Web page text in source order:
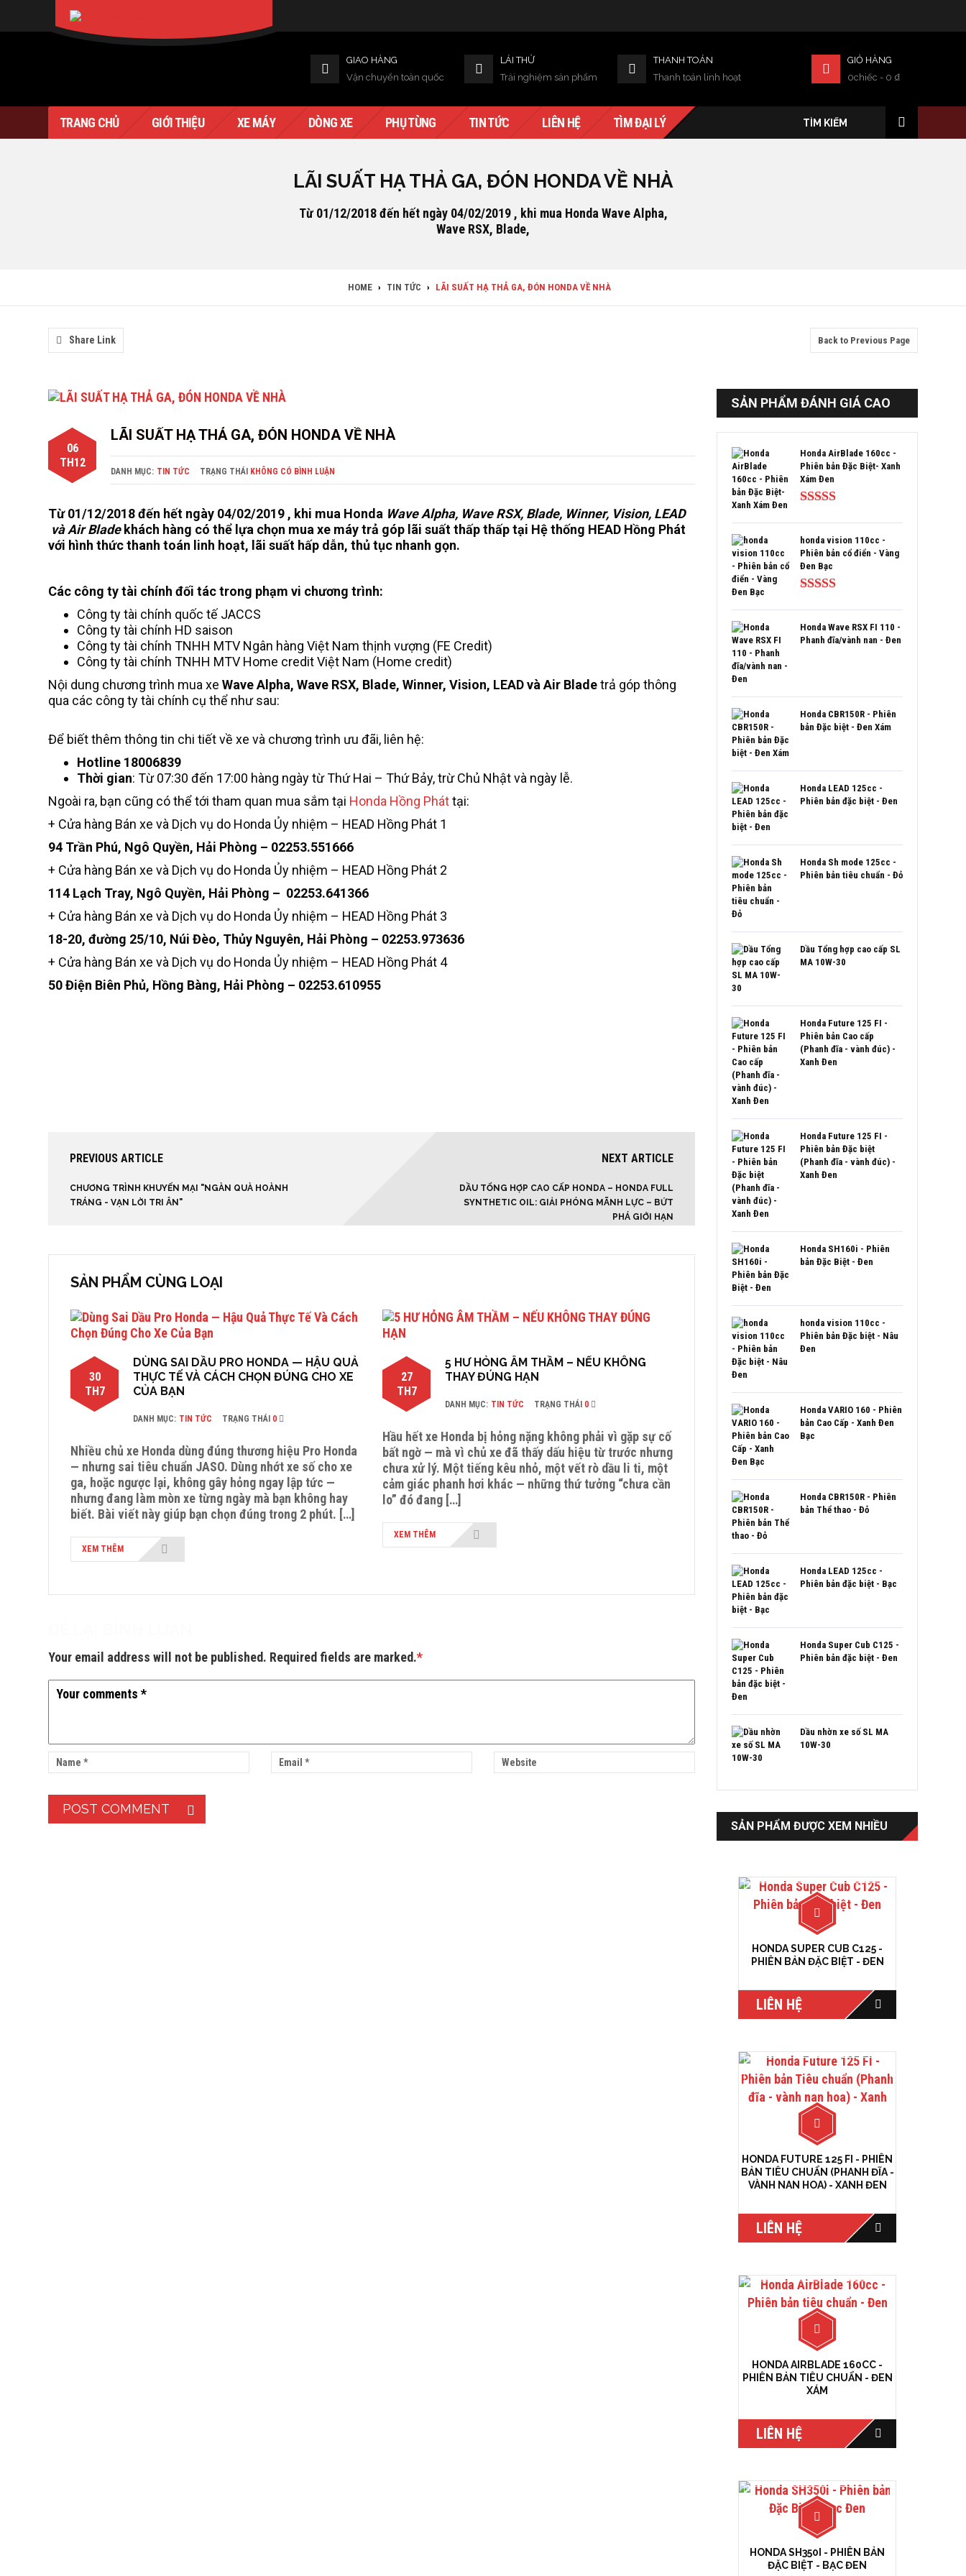
XIN CHÀO KHÁCH
GIAO HÀNG
Vận chuyển toàn quốc
LÁI THỬ
Trải nghiệm sản phẩm
THANH TOÁN
Thanh toán linh hoạt
GIỎ HÀNG
0chiếc - 0 ₫
TRANG CHỦ GIỚI THIỆU XE MÁY DÒNG XE PHỤ TÙNG TIN TỨC LIÊN HỆ TÌM ĐẠI LÝ
LÃI SUẤT HẠ THẢ GA, ĐÓN HONDA VỀ NHÀ
Từ 01/12/2018 đến hết ngày 04/02/2019 , khi mua Honda Wave Alpha,
Wave RSX, Blade,
HOME › TIN TỨC › LÃI SUẤT HẠ THẢ GA, ĐÓN HONDA VỀ NHÀ
Share Link Back to Previous Page
06
TH12
LÃI SUẤT HẠ THẢ GA, ĐÓN HONDA VỀ NHÀ
DANH MỤC: TIN TỨC TRẠNG THÁI KHÔNG CÓ BÌNH LUẬN
Từ 01/12/2018 đến hết ngày 04/02/2019 , khi mua Honda Wave Alpha, Wave RSX, Blade, Winner, Vision, LEAD
và Air Bladekhách hàng có thể lựa chọn mua xe máy trả góp lãi suất thấp thấp tại Hệ thống HEAD Hồng Phát
với hình thức thanh toán linh hoạt, lãi suất hấp dẫn, thủ tục nhanh gọn.
Các công ty tài chính đối tác trong phạm vi chương trình:
Công ty tài chính quốc tế JACCS
Công ty tài chính HD saison
Công ty tài chính TNHH MTV Ngân hàng Việt Nam thịnh vượng (FE Credit)
Công ty tài chính TNHH MTV Home credit Việt Nam (Home credit)
Nội dung chương trình mua xe Wave Alpha, Wave RSX, Blade, Winner, Vision, LEAD và Air Bladetrả góp thông
qua các công ty tài chính cụ thể như sau:
Để biết thêm thông tin chi tiết về xe và chương trình ưu đãi, liên hệ:
Hotline 18006839
Thời gian: Từ 07:30 đến 17:00 hàng ngày từ Thứ Hai – Thứ Bảy, trừ Chủ Nhật và ngày lễ.
Ngoài ra, bạn cũng có thể tới tham quan mua sắm tại Honda Hồng Pháttại:
+ Cửa hàng Bán xe và Dịch vụ do Honda Ủy nhiệm – HEAD Hồng Phát 1
94 Trần Phú, Ngô Quyền, Hải Phòng – 02253.551666
+ Cửa hàng Bán xe và Dịch vụ do Honda Ủy nhiệm – HEAD Hồng Phát 2
114 Lạch Tray, Ngô Quyền, Hải Phòng – 02253.641366
+ Cửa hàng Bán xe và Dịch vụ do Honda Ủy nhiệm – HEAD Hồng Phát 3
18-20, đường 25/10, Núi Đèo, Thủy Nguyên, Hải Phòng – 02253.973636
+ Cửa hàng Bán xe và Dịch vụ do Honda Ủy nhiệm – HEAD Hồng Phát 4
50 Điện Biên Phủ, Hồng Bàng, Hải Phòng – 02253.610955
PREVIOUS ARTICLE
CHƯƠNG TRÌNH KHUYẾN MẠI "NGÀN QUÀ HOÀNH
TRÁNG - VẠN LỜI TRI ÂN"
NEXT ARTICLE
DẦU TỔNG HỢP CAO CẤP HONDA – HONDA FULL
SYNTHETIC OIL: GIẢI PHÓNG MÃNH LỰC – BỨT
PHÁ GIỚI HẠN
SẢN PHẨM CÙNG LOẠI
30
TH7
DÙNG SAI DẦU PRO HONDA — HẬU QUẢ
THỰC TẾ VÀ CÁCH CHỌN ĐÚNG CHO XE
CỦA BẠN
DANH MỤC: TIN TỨC TRẠNG THÁI 0
Nhiều chủ xe Honda dùng đúng thương hiệu Pro Honda
— nhưng sai tiêu chuẩn JASO. Dùng nhớt xe số cho xe
ga, hoặc ngược lại, không gây hỏng ngay lập tức —
nhưng đang làm mòn xe từng ngày mà bạn không hay
biết. Bài viết này giúp bạn chọn đúng trong 2 phút. […]
XEM THÊM
27
TH7
5 HƯ HỎNG ÂM THẦM – NẾU KHÔNG
THAY ĐÚNG HẠN
DANH MỤC: TIN TỨC TRẠNG THÁI 0
Hầu hết xe Honda bị hỏng nặng không phải vì gặp sự cố
bất ngờ — mà vì chủ xe đã thấy dấu hiệu từ trước nhưng
chưa xử lý. Một tiếng kêu nhỏ, một vết rò dầu li ti, một
cảm giác phanh hơi khác — những thứ tưởng “chưa cần
lo” đó đang […]
XEM THÊM
Your email address will not be published. Required fields are marked.*
SẢN PHẨM ĐÁNH GIÁ CAO
Honda AirBlade 160cc -
Phiên bản Đặc Biệt- Xanh
Xám Đen
sao
honda vision 110cc -
Phiên bản cổ điển - Vàng
Đen Bạc
sao
Honda Wave RSX FI 110 -
Phanh đĩa/vành nan - Đen
Honda CBR150R - Phiên
bản Đặc biệt - Đen Xám
Honda LEAD 125cc -
Phiên bản đặc biệt - Đen
Honda Sh mode 125cc -
Phiên bản tiêu chuẩn - Đỏ
Dầu Tổng hợp cao cấp SL
MA 10W-30
Honda Future 125 FI -
Phiên bản Cao cấp
(Phanh đĩa - vành đúc) -
Xanh Đen
Honda Future 125 FI -
Phiên bản Đặc biệt
(Phanh đĩa - vành đúc) -
Xanh Đen
Honda SH160i - Phiên
bản Đặc Biệt - Đen
honda vision 110cc -
Phiên bản Đặc biệt - Nâu
Đen
Honda VARIO 160 - Phiên
bản Cao Cấp - Xanh Đen
Bạc
Honda CBR150R - Phiên
bản Thể thao - Đỏ
Honda LEAD 125cc -
Phiên bản đặc biệt - Bạc
Honda Super Cub C125 -
Phiên bản đặc biệt - Đen
Dầu nhờn xe số SL MA
10W-30
SẢN PHẨM ĐƯỢC XEM NHIỀU
HONDA SUPER CUB C125 -
PHIÊN BẢN ĐẶC BIỆT - ĐEN
LIÊN HỆ
HONDA FUTURE 125 FI - PHIÊN
BẢN TIÊU CHUẨN (PHANH ĐĨA -
VÀNH NAN HOA) - XANH ĐEN
LIÊN HỆ
HONDA AIRBLADE 160CC -
PHIÊN BẢN TIÊU CHUẨN - ĐEN
XÁM
LIÊN HỆ
HONDA SH350I - PHIÊN BẢN
ĐẶC BIỆT - BẠC ĐEN